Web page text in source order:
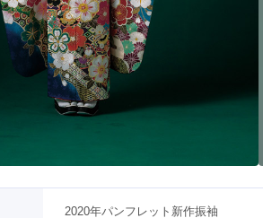
2020年パンフレット新作振袖